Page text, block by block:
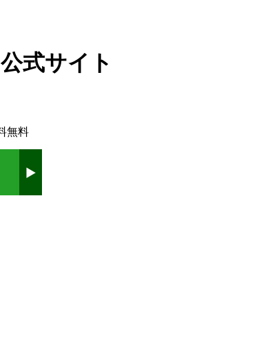
公式サイト